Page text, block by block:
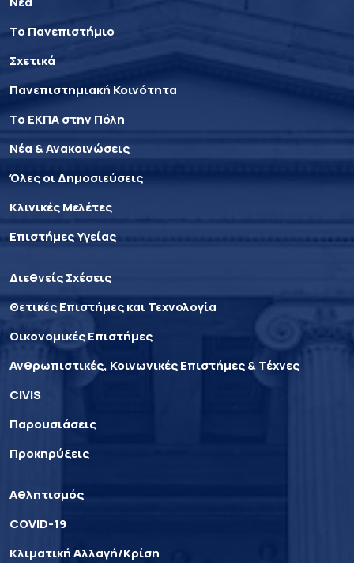
Το Πανεπιστήμιο
Σχετικά
Πανεπιστημιακή Κοινότητα
Το ΕΚΠΑ στην Πόλη
Νέα & Ανακοινώσεις
Όλες οι Δημοσιεύσεις
Κλινικές Μελέτες
Επιστήμες Υγείας
Διεθνείς Σχέσεις
Θετικές Επιστήμες και Τεχνολογία
Οικονομικές Επιστήμες
Ανθρωπιστικές, Κοινωνικές Επιστήμες & Τέχνες
CIVIS
Παρουσιάσεις
Προκηρύξεις
Αθλητισμός
COVID-19
Κλιματική Αλλαγή/Κρίση